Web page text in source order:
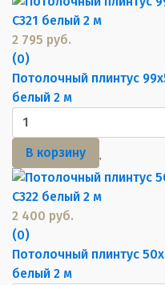
2 795 руб.
(0)
Потолочный плинтус
белый 2 м
В корзину
2 400 руб.
(0)
Потолочный плинтус
белый 2 м